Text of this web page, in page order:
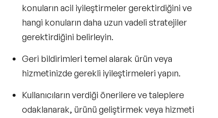
konuların acil iyileştirmeler gerektirdiğini ve
hangi konuların daha uzun vadeli stratejiler
gerektirdiğini belirleyin.
Geri bildirimleri temel alarak ürün veya
hizmetinizde gerekli iyileştirmeleri yapın.
Kullanıcıların verdiği önerilere ve taleplere
odaklanarak, ürünü geliştirmek veya hizmeti